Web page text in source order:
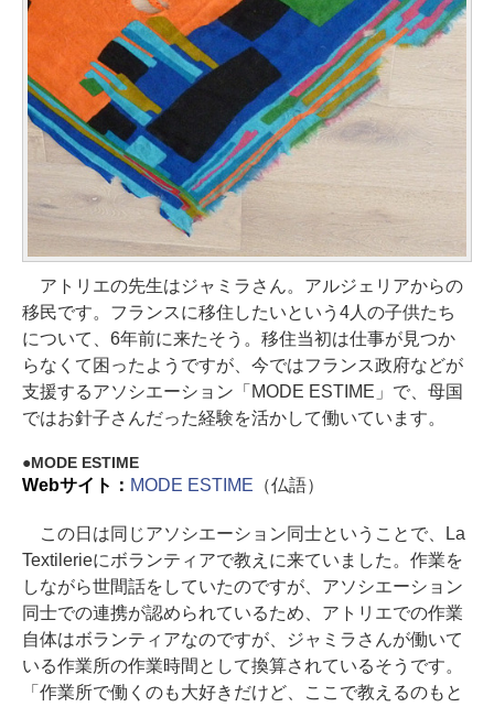
アトリエの先生はジャミラさん。アルジェリアからの
移民です。フランスに移住したいという4人の子供たち
について、6年前に来たそう。移住当初は仕事が見つか
らなくて困ったようですが、今ではフランス政府などが
支援するアソシエーション「MODE ESTIME」で、母国
ではお針子さんだった経験を活かして働いています。
MODE ESTIME
Webサイト： MODE ESTIME （仏語）
この日は同じアソシエーション同士ということで、La
Textilerieにボランティアで教えに来ていました。作業を
しながら世間話をしていたのですが、アソシエーション
同士での連携が認められているため、アトリエでの作業
自体はボランティアなのですが、ジャミラさんが働いて
いる作業所の作業時間として換算されているそうです。
「作業所で働くのも大好きだけど、ここで教えるのもと